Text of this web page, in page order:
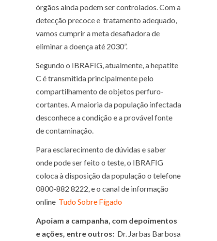
órgãos ainda podem ser controlados. Com a
detecção precoce e tratamento adequado,
vamos cumprir a meta desafiadora de
eliminar a doença até 2030”.
Segundo o IBRAFIG, atualmente, a hepatite
C é transmitida principalmente pelo
compartilhamento de objetos perfuro-
cortantes. A maioria da população infectada
desconhece a condição e a provável fonte
de contaminação.
Para esclarecimento de dúvidas e saber
onde pode ser feito o teste, o IBRAFIG
coloca à disposição da população o telefone
0800-882 8222, e o canal de informação
online Tudo Sobre Fígado
Apoiam a campanha, com depoimentos
e ações, entre outros: Dr. Jarbas Barbosa